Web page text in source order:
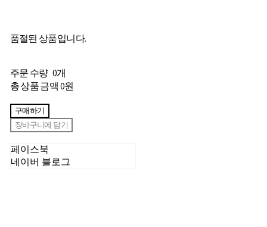
품절된 상품입니다.
주문 수량 0개
총 상품 금액0원
구매하기
장바구니에 담기
페이스북
네이버 블로그